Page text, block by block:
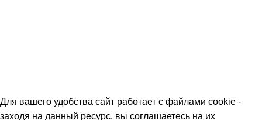
Для вашего удобства сайт работает с файлами cookie -
заходя на данный ресурс, вы соглашаетесь на их